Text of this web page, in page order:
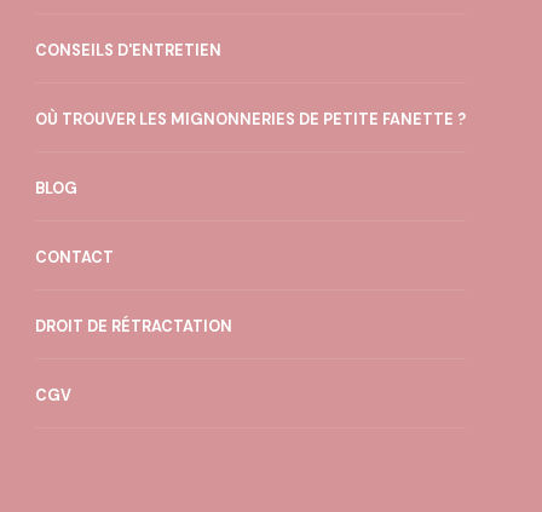
CONSEILS D'ENTRETIEN
OÙ TROUVER LES MIGNONNERIES DE PETITE FANETTE ?
BLOG
CONTACT
DROIT DE RÉTRACTATION
CGV